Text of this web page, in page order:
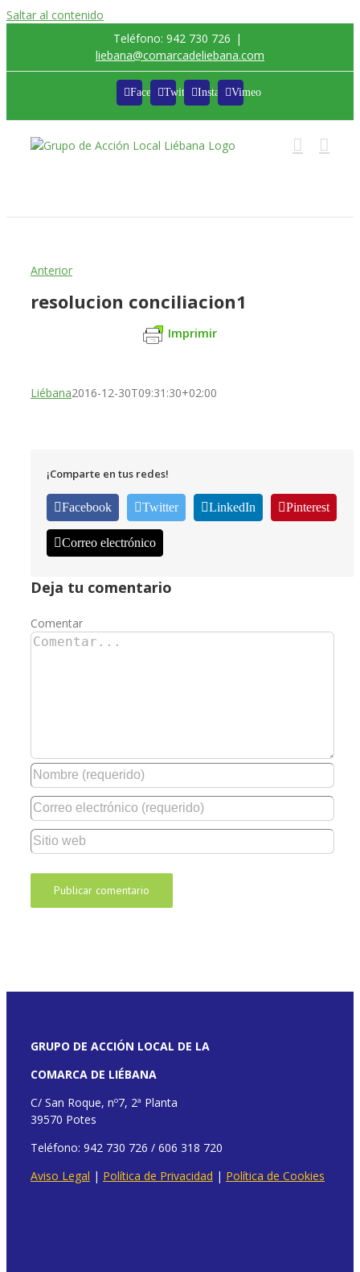
Saltar al contenido
Teléfono: 942 730 726 |
liebana@comarcadeliebana.com
FacebookTwitterInstagramVimeo
Anterior
resolucion conciliacion1
Imprimir
Liébana2016-12-30T09:31:30+02:00
¡Comparte en tus redes!
Facebook Twitter LinkedIn Pinterest
Correo electrónico
Deja tu comentario
Comentar
GRUPO DE ACCIÓN LOCAL DE LA
COMARCA DE LIÉBANA
C/ San Roque, nº7, 2ª Planta
39570 Potes
Teléfono: 942 730 726 / 606 318 720
Aviso Legal | Política de Privacidad | Política de Cookies